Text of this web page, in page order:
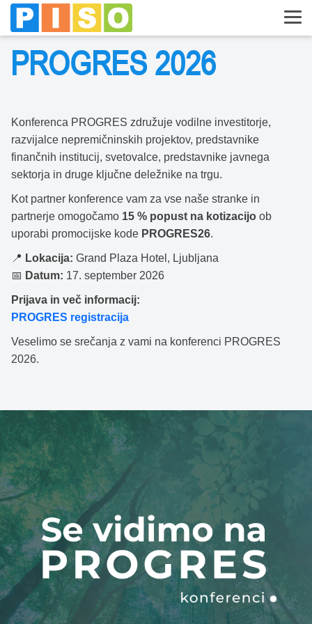
PROGRES 2026
Konferenca PROGRES združuje vodilne investitorje,
razvijalce nepremičninskih projektov, predstavnike
finančnih institucij, svetovalce, predstavnike javnega
sektorja in druge ključne deležnike na trgu.
Kot partner konference vam za vse naše stranke in
partnerje omogočamo 15 % popust na kotizacijo ob
uporabi promocijske kode PROGRES26.
📍 Lokacija: Grand Plaza Hotel, Ljubljana
📅 Datum: 17. september 2026
Prijava in več informacij:
PROGRES registracija
Veselimo se srečanja z vami na konferenci PROGRES
2026.